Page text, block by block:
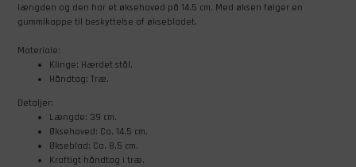
længden og den har et øksehoved på 14,5 cm. Med øksen følger en
gummikappe til beskyttelse af øksebladet.
Materiale:
Klinge: Hærdet stål.
Håndtag: Træ.
Detaljer:
Længde: 39 cm.
Øksehoved: Ca. 14,5 cm.
Økseblad: Ca. 8,5 cm.
Kraftigt håndtag i træ.